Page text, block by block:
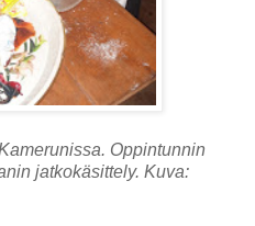
Oppintunnin
jatkokäsittely. Kuva: